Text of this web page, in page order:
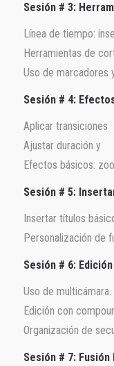
Sesión # 3:
Línea de tiempo:
Herramientas de
Uso de marcadores
Sesión # 4:
Aplicar transiciones
Ajustar duración y
Efectos básicos:
Sesión # 5:
Insertar títulos
Personalización de
Sesión # 6:
Uso de multicámara.
Edición con
Organización de
Sesión # 7: